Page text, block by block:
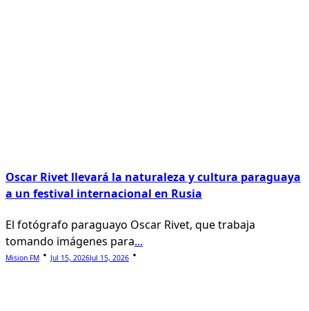
Oscar Rivet llevará la naturaleza y cultura paraguaya
a un festival internacional en Rusia
El fotógrafo paraguayo Oscar Rivet, que trabaja
tomando imágenes para...
Mision FM Jul 15, 2026Jul 15, 2026